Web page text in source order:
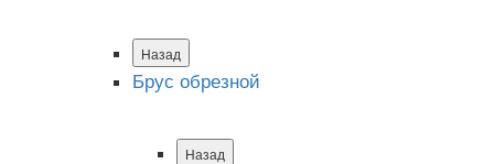
Назад
Брус обрезной
Назад